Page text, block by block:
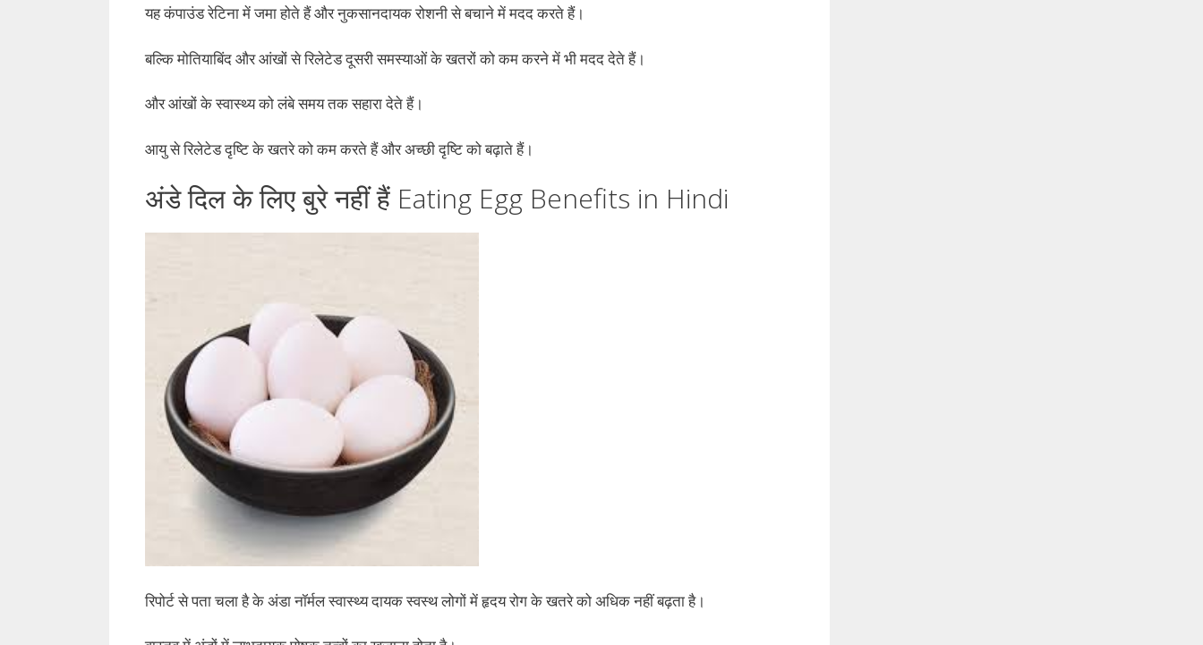
यह कंपाउंड रेटिना में जमा होते हैं और नुकसानदायक रोशनी से बचाने में मदद करते हैं।
बल्कि मोतियाबिंद और आंखों से रिलेटेड दूसरी समस्याओं के खतरों को कम करने में भी मदद देते हैं।
और आंखों के स्वास्थ्य को लंबे समय तक सहारा देते हैं।
आयु से रिलेटेड दृष्टि के खतरे को कम करते हैं और अच्छी दृष्टि को बढ़ाते हैं।
अंडे दिल के लिए बुरे नहीं हैं Eating Egg Benefits in Hindi
रिपोर्ट से पता चला है के अंडा नॉर्मल स्वास्थ्य दायक स्वस्थ लोगों में हृदय रोग के खतरे को अधिक नहीं बढ़ता है।